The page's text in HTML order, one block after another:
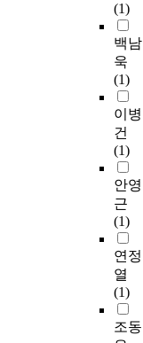
(1)
백남
욱
(1)
이병
건
(1)
안영
근
(1)
연정
열
(1)
조동